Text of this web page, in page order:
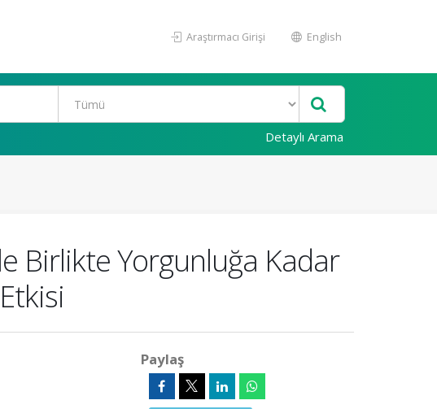
Araştırmacı Girişi English
Detaylı Arama
Birlikte Yorgunluğa Kadar
Paylaş